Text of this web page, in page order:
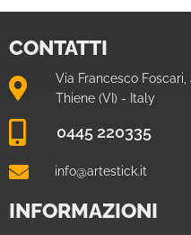
CONTATTI
Via Francesco
Thiene (VI) - Italy
0445 220335
info@artestick.it
INFORMAZIONI